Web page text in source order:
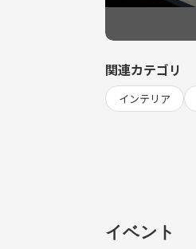
関連カテゴリ
インテリア
イベント